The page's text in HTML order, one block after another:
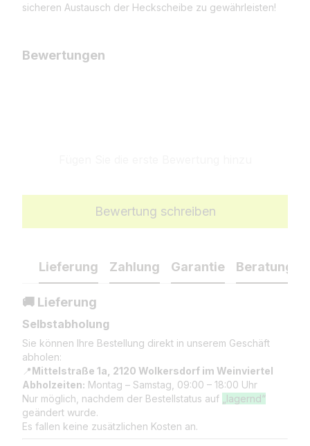
sicheren Austausch der Heckscheibe zu gewährleisten!
Bewertungen
Bewertung schreiben
Lieferung Zahlung Garantie Beratung
🚚 Lieferung
Selbstabholung
Sie können Ihre Bestellung direkt in unserem Geschäft
abholen:
📍Mittelstraße 1a, 2120 Wolkersdorf im Weinviertel
Abholzeiten: Montag – Samstag, 09:00 – 18:00 Uhr
Nur möglich, nachdem der Bestellstatus auf
„lagernd“
geändert wurde.
Es fallen keine zusätzlichen Kosten an.